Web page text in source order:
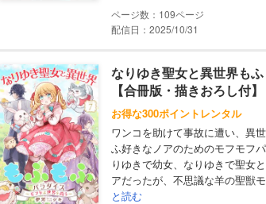
109
配信日：2025/10/31
なりゆき聖女と異世界も
【合冊版・描きおろし付
お得な300ポイントレンタル
ワンコを助けて事故に遭い、異
ふ好きなノアのためのモフモ
りゆきで幼女、なりゆきで聖女
アだったが、不思議な羊の聖獣
と読む